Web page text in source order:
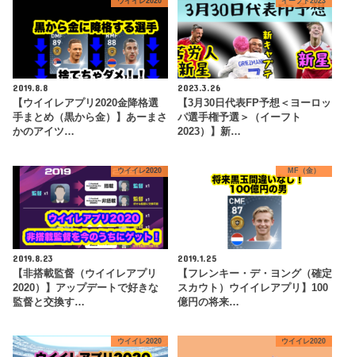
2019.8.8
【ウイイレアプリ2020金降格選
手まとめ（黒から金）】あーまさ
かのアイツ…
2023.3.26
【3月30日代表FP予想＜ヨーロッ
パ選手権予選＞（イーフト
2023）】新…
ウイイレ2020
2019.8.23
【非搭載監督（ウイイレアプリ
2020）】アップデートで好きな
監督と交換す…
MF（金）
2019.1.25
【フレンキー・デ・ヨング（確定
スカウト）ウイイレアプリ】100
億円の将来…
ウイイレ2020 ウイイレ2020